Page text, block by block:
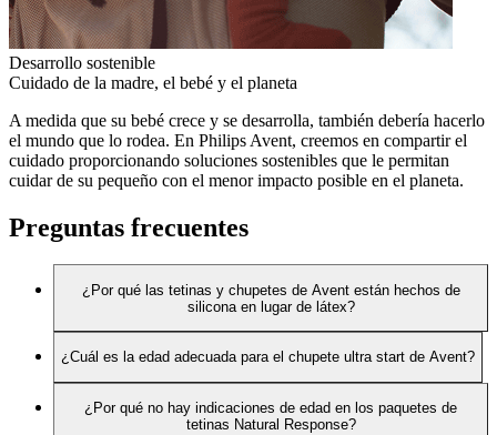
Desarrollo sostenible
Cuidado de la madre, el bebé y el planeta
A medida que su bebé crece y se desarrolla, también debería hacerlo
el mundo que lo rodea. En Philips Avent, creemos en compartir el
cuidado proporcionando soluciones sostenibles que le permitan
cuidar de su pequeño con el menor impacto posible en el planeta.
Preguntas frecuentes
¿Por qué las tetinas y chupetes de Avent están hechos de
silicona en lugar de látex?
¿Cuál es la edad adecuada para el chupete ultra start de Avent?
¿Por qué no hay indicaciones de edad en los paquetes de
tetinas Natural Response?